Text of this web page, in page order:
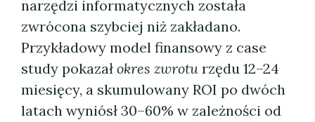
narzędzi informatycznych została
zwrócona szybciej niż zakładano.
Przykładowy model finansowy z case
study pokazał okres zwrotu rzędu 12–24
miesięcy, a skumulowany ROI po dwóch
latach wyniósł 30–60% w zależności od